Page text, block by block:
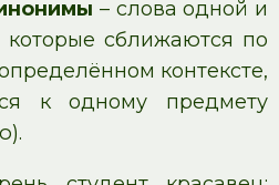
– слова одной и
сближаются по
контексте,
к одному предмету